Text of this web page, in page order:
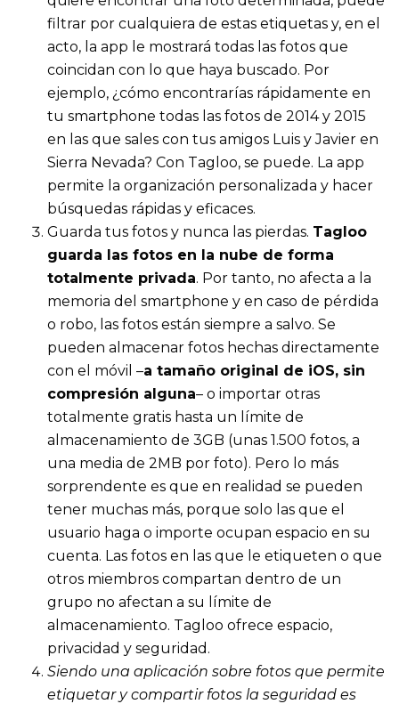
filtrar por cualquiera de estas etiquetas y, en el
acto, la app le mostrará todas las fotos que
coincidan con lo que haya buscado. Por
ejemplo, ¿cómo encontrarías rápidamente en
tu smartphone todas las fotos de 2014 y 2015
en las que sales con tus amigos Luis y Javier en
Sierra Nevada? Con Tagloo, se puede. La app
permite la organización personalizada y hacer
búsquedas rápidas y eficaces.
Guarda tus fotos y nunca las pierdas. Tagloo
guarda las fotos en la nube de forma
totalmente privada. Por tanto, no afecta a la
memoria del smartphone y en caso de pérdida
o robo, las fotos están siempre a salvo. Se
pueden almacenar fotos hechas directamente
con el móvil –a tamaño original de iOS, sin
compresión alguna– o importar otras
totalmente gratis hasta un límite de
almacenamiento de 3GB (unas 1.500 fotos, a
una media de 2MB por foto). Pero lo más
sorprendente es que en realidad se pueden
tener muchas más, porque solo las que el
usuario haga o importe ocupan espacio en su
cuenta. Las fotos en las que le etiqueten o que
otros miembros compartan dentro de un
grupo no afectan a su límite de
almacenamiento. Tagloo ofrece espacio,
privacidad y seguridad.
Siendo una aplicación sobre fotos que permite
etiquetar y compartir fotos la seguridad es